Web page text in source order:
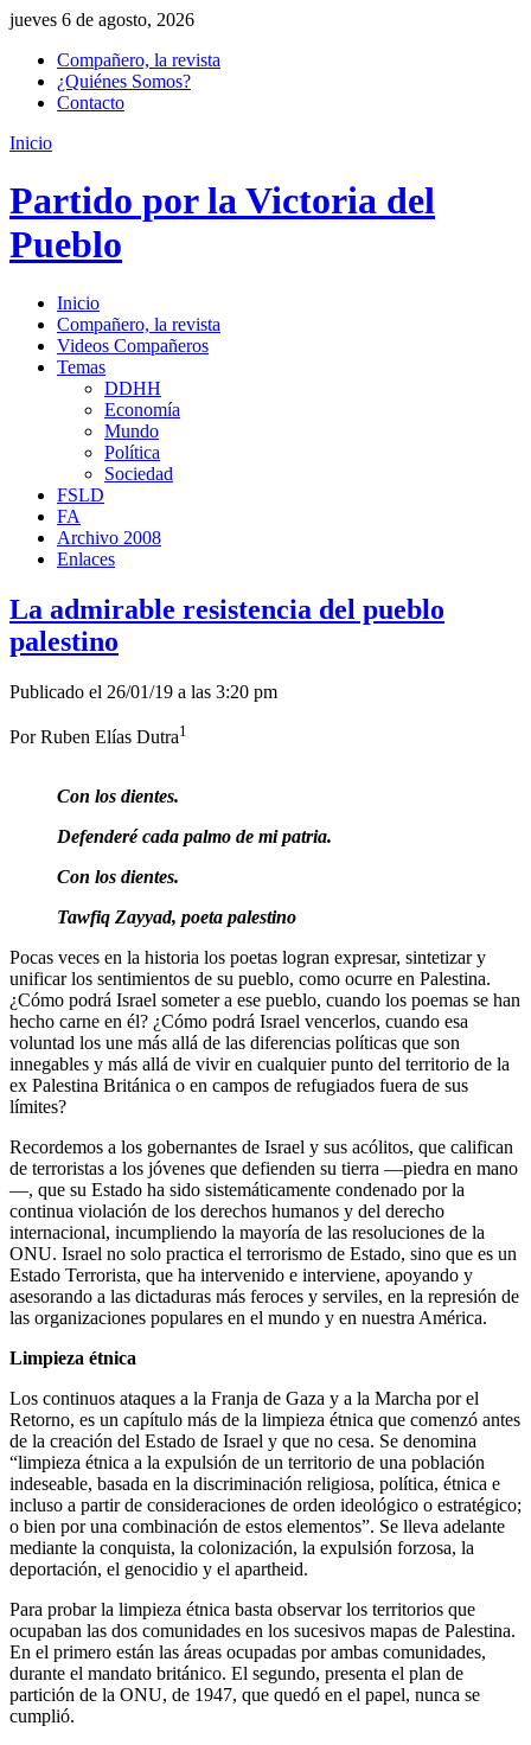
jueves 6 de agosto, 2026
Compañero, la revista
¿Quiénes Somos?
Contacto
Inicio
Partido por la Victoria del
Pueblo
Inicio
Compañero, la revista
Videos Compañeros
Temas
DDHH
Economía
Mundo
Política
Sociedad
FSLD
FA
Archivo 2008
Enlaces
La admirable resistencia del pueblo
palestino
Publicado el 26/01/19 a las 3:20 pm
Por Ruben Elías Dutra1
Con los dientes.
Defenderé cada palmo de mi patria.
Con los dientes.
Tawfiq Zayyad, poeta palestino
Pocas veces en la historia los poetas logran expresar, sintetizar y
unificar los sentimientos de su pueblo, como ocurre en Palestina.
¿Cómo podrá Israel someter a ese pueblo, cuando los poemas se han
hecho carne en él? ¿Cómo podrá Israel vencerlos, cuando esa
voluntad los une más allá de las diferencias políticas que son
innegables y más allá de vivir en cualquier punto del territorio de la
ex Palestina Británica o en campos de refugiados fuera de sus
límites?
Recordemos a los gobernantes de Israel y sus acólitos, que califican
de terroristas a los jóvenes que defienden su tierra —piedra en mano
—, que su Estado ha sido sistemáticamente condenado por la
continua violación de los derechos humanos y del derecho
internacional, incumpliendo la mayoría de las resoluciones de la
ONU. Israel no solo practica el terrorismo de Estado, sino que es un
Estado Terrorista, que ha intervenido e interviene, apoyando y
asesorando a las dictaduras más feroces y serviles, en la represión de
las organizaciones populares en el mundo y en nuestra América.
Limpieza étnica
Los continuos ataques a la Franja de Gaza y a la Marcha por el
Retorno, es un capítulo más de la limpieza étnica que comenzó antes
de la creación del Estado de Israel y que no cesa. Se denomina
“limpieza étnica a la expulsión de un territorio de una población
indeseable, basada en la discriminación religiosa, política, étnica e
incluso a partir de consideraciones de orden ideológico o estratégico;
o bien por una combinación de estos elementos”. Se lleva adelante
mediante la conquista, la colonización, la expulsión forzosa, la
deportación, el genocidio y el apartheid.
Para probar la limpieza étnica basta observar los territorios que
ocupaban las dos comunidades en los sucesivos mapas de Palestina.
En el primero están las áreas ocupadas por ambas comunidades,
durante el mandato británico. El segundo, presenta el plan de
partición de la ONU, de 1947, que quedó en el papel, nunca se
cumplió.